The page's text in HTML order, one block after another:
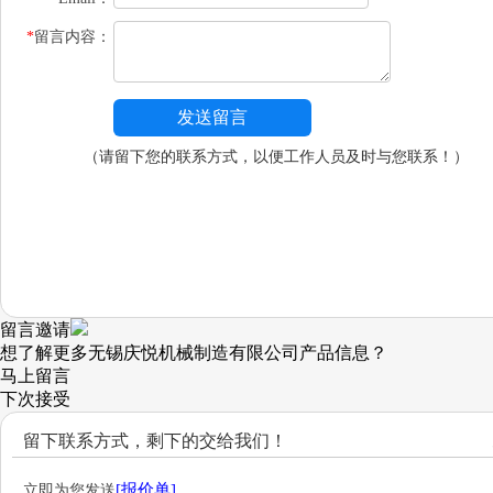
*留言内容：
（请留下您的联系方式，以便工作人员及时与您联系！）
留言邀请
想了解更多无锡庆悦机械制造有限公司产品信息？
马上留言
下次接受
留下联系方式，剩下的交给我们！
[报价单]